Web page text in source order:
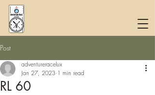
Post
RL 60
adventureracelux
Jan 27, 2023 1 min read